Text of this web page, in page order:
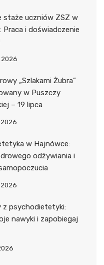
staże uczniów ZSZ w
Praca i doświadczenie
2026
„Szlakami Żubra”
w Puszczy
– 19 lipca
w Hajnówce:
odżywiania i
z psychodietetyki:
nawyki i zapobiegaj